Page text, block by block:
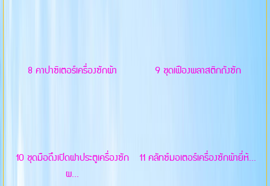
8 คาปาซิเตอร์เครื่องซักผ้า 9 ชุดเฟืองพลาสติกถังซัก
10 ชุดมือดึงเปิดฝาประตูเครื่องซัก
ผ...
11 คลัทซ์มอเตอร์เครื่องซักผ้ายี่ห้...